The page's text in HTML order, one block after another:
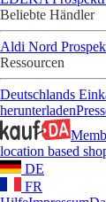
Beliebte Händler
Aldi Nord
Ressourcen
Deutschlands
herunterladen
location based
DE
FR